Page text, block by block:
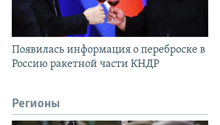
Появилась информация о переброске в
Россию ракетной части КНДР
Регионы